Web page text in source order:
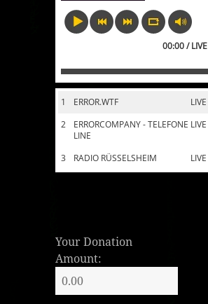
00:00 / LIVE
1 LIVE
ERROR.WTF
2
LIVE
ERRORCOMPANY - TELEFONE
LINE
3
LIVE
RADIO RÜSSELSHEIM
Your Donation
Amount: